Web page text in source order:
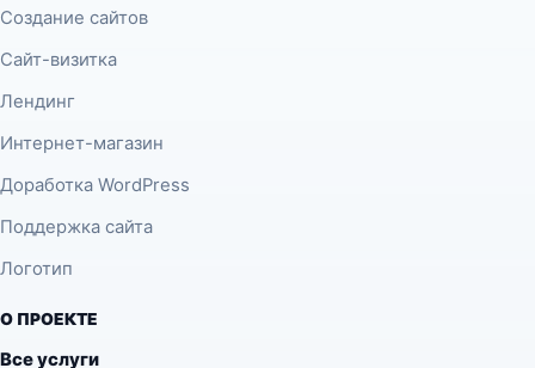
Создание сайтов
Сайт-визитка
Лендинг
Интернет-магазин
Доработка WordPress
Поддержка сайта
Логотип
О ПРОЕКТЕ
Все услуги